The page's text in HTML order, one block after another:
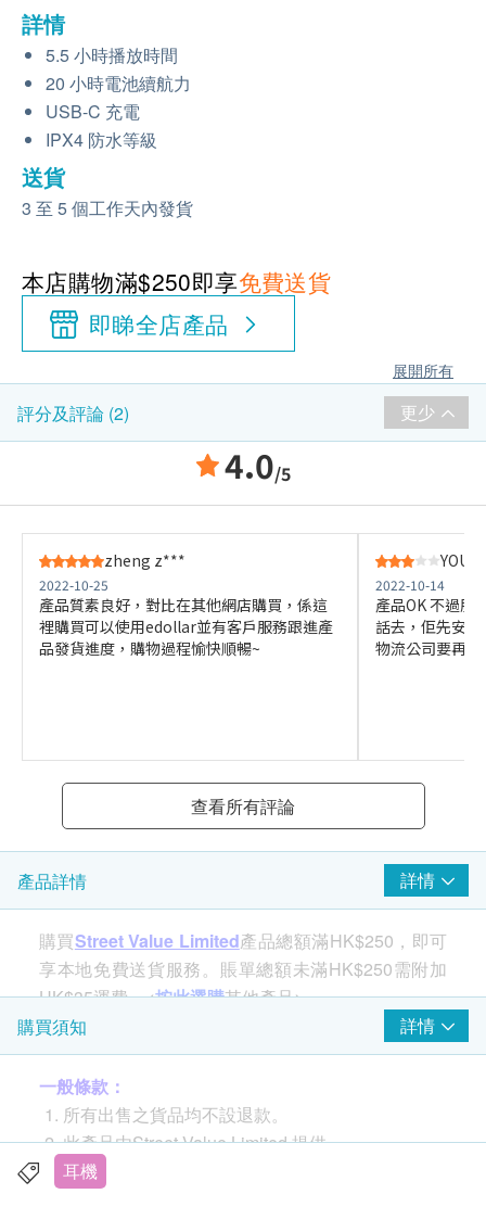
詳情
5.5 小時播放時間
20 小時電池續航力
USB-C 充電
IPX4 防水等級
送貨
3 至 5 個工作天內發貨
本店購物滿$250即享免費送貨
即睇全店產品
展開所有
評分及評論 (2) 更少
4.0/5
zheng z***
2022-10-25
產品質素良好，對比在其他網店購買，係這
裡購買可以使用edollar並有客戶服務跟進產
品發貨進度，購物過程愉快順暢~
YOU
2022-10-14
產品OK 不過服
話去，佢先安
物流公司要再
查看所有評論
產品詳情 詳情
購買Street Value Limited產品總額滿HK$250，即可
享本地免費送貨服務。賬單總額未滿HK$250需附加
HK$35運費。<按此選購其他產品>
購買須知 詳情
一般條款：
所有出售之貨品均不設退款。
此產品由Street Value Limited 提供。
如有任何爭議，Street Value Limited 及健康網購
耳機